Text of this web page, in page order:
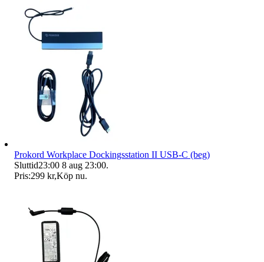
Prokord Workplace Dockingsstation II USB-C (beg)
Sluttid23:00 8 aug 23:00.
Pris:299 kr,Köp nu.